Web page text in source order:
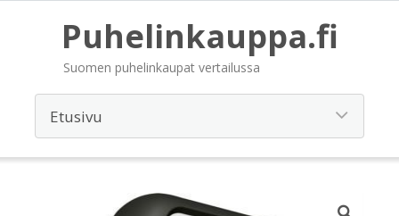
Puhelinkauppa.fi
Suomen puhelinkaupat vertailussa